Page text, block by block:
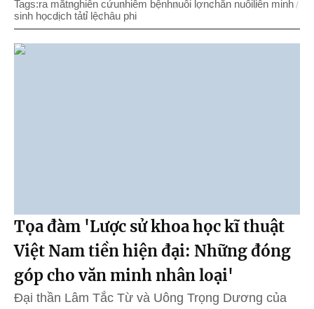
Tags:ra mắtnghiên cứunhiễm bệnhnuôi lợnchăn nuôi liên minh
sinh họcdịch tảtỉ lệchâu phi
Tọa đàm 'Lược sử khoa học kĩ thuật
Việt Nam tiền hiện đại: Những đóng
góp cho văn minh nhân loại'
Đại thần Lâm Tắc Từ và Uông Trọng Dương của